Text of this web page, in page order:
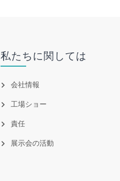
私たちに関しては
会社情報
工場ショー
責任
展示会の活動